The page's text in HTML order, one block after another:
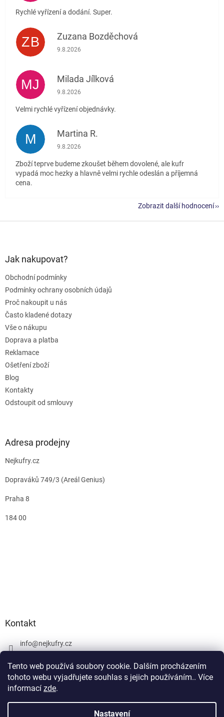
Tento web používá soubory cookie. Dalším procházením
tohoto webu vyjadřujete souhlas s jejich používáním.. Více
informací zde.
Nastavení
Rychlé vyřízení a dodání. Super.
ZB Zuzana Bozděchová
Hodnocení obchodu je 5 z 5 hvězdiček.
9.8.2026
MJ Milada Jílková
Hodnocení obchodu je 5 z 5 hvězdiček.
9.8.2026
Velmi rychlé vyřízení objednávky.
M Martina R.
Hodnocení obchodu je 5 z 5 hvězdiček.
9.8.2026
Zboží teprve budeme zkoušet během dovolené, ale kufr
vypadá moc hezky a hlavně velmi rychle odeslán a příjemná
cena.
Zobrazit další hodnocení
Jak nakupovat?
Obchodní podmínky
Podmínky ochrany osobních údajů
Proč nakoupit u nás
Často kladené dotazy
Vše o nákupu
Doprava a platba
Reklamace
Ošetření zboží
Blog
Kontakty
Odstoupit od smlouvy
Adresa prodejny
Nejkufry.cz
Dopraváků 749/3 (Areál Genius)
Praha 8
184 00
Kontakt
info@nejkufry.cz
Facebook